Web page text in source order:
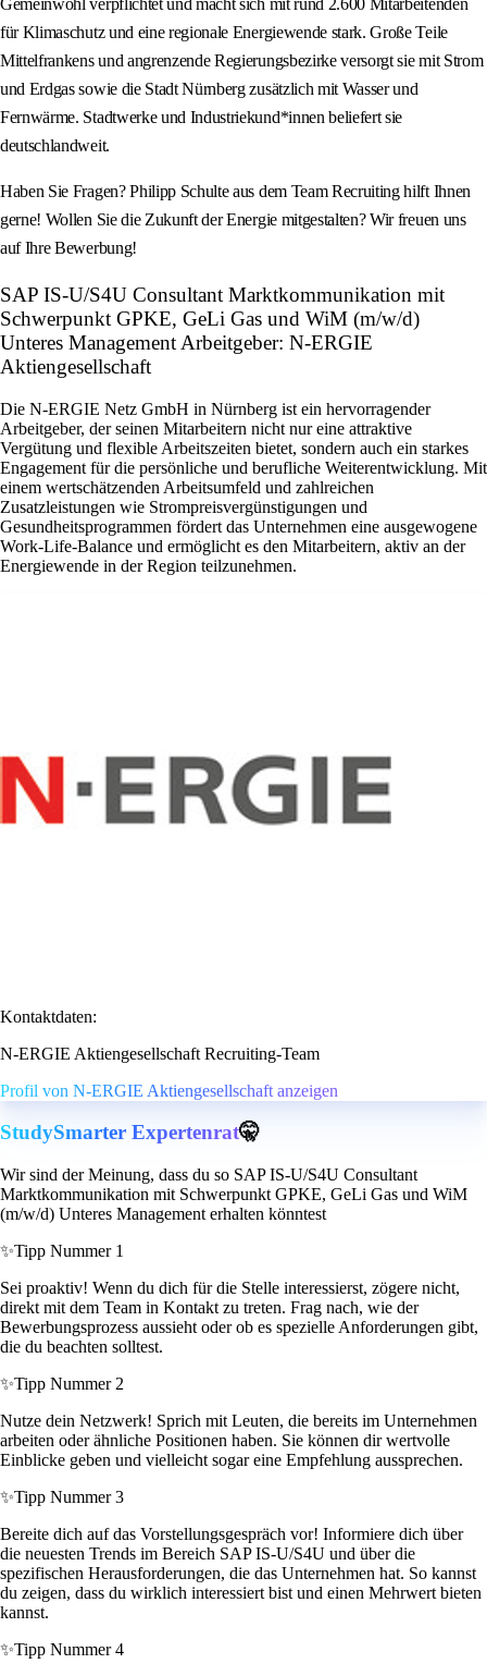
Gemeinwohl verpflichtet und macht sich mit rund 2.600 Mitarbeitenden
für Klimaschutz und eine regionale Energiewende stark. Große Teile
Mittelfrankens und angrenzende Regierungsbezirke versorgt sie mit Strom
und Erdgas sowie die Stadt Nürnberg zusätzlich mit Wasser und
Fernwärme. Stadtwerke und Industriekund*innen beliefert sie
deutschlandweit.
Haben Sie Fragen? Philipp Schulte aus dem Team Recruiting hilft Ihnen
gerne! Wollen Sie die Zukunft der Energie mitgestalten? Wir freuen uns
auf Ihre Bewerbung!
SAP IS-U/S4U Consultant Marktkommunikation mit
Schwerpunkt GPKE, GeLi Gas und WiM (m/w/d)
Unteres Management Arbeitgeber: N-ERGIE
Aktiengesellschaft
Die N-ERGIE Netz GmbH in Nürnberg ist ein hervorragender
Arbeitgeber, der seinen Mitarbeitern nicht nur eine attraktive
Vergütung und flexible Arbeitszeiten bietet, sondern auch ein starkes
Engagement für die persönliche und berufliche Weiterentwicklung. Mit
einem wertschätzenden Arbeitsumfeld und zahlreichen
Zusatzleistungen wie Strompreisvergünstigungen und
Gesundheitsprogrammen fördert das Unternehmen eine ausgewogene
Work-Life-Balance und ermöglicht es den Mitarbeitern, aktiv an der
Energiewende in der Region teilzunehmen.
Kontaktdaten:
N-ERGIE Aktiengesellschaft Recruiting-Team
Profil von N-ERGIE Aktiengesellschaft anzeigen
StudySmarter Expertenrat🤫
Wir sind der Meinung, dass du so SAP IS-U/S4U Consultant
Marktkommunikation mit Schwerpunkt GPKE, GeLi Gas und WiM
(m/w/d) Unteres Management erhalten könntest
✨Tipp Nummer 1
Sei proaktiv! Wenn du dich für die Stelle interessierst, zögere nicht,
direkt mit dem Team in Kontakt zu treten. Frag nach, wie der
Bewerbungsprozess aussieht oder ob es spezielle Anforderungen gibt,
die du beachten solltest.
✨Tipp Nummer 2
Nutze dein Netzwerk! Sprich mit Leuten, die bereits im Unternehmen
arbeiten oder ähnliche Positionen haben. Sie können dir wertvolle
Einblicke geben und vielleicht sogar eine Empfehlung aussprechen.
✨Tipp Nummer 3
Bereite dich auf das Vorstellungsgespräch vor! Informiere dich über
die neuesten Trends im Bereich SAP IS-U/S4U und über die
spezifischen Herausforderungen, die das Unternehmen hat. So kannst
du zeigen, dass du wirklich interessiert bist und einen Mehrwert bieten
kannst.
✨Tipp Nummer 4